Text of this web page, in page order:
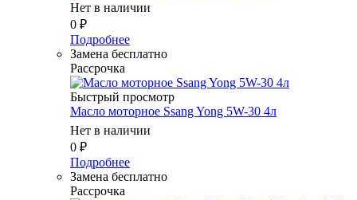
Нет в наличии
0 ₽
Подробнее
Замена бесплатно
Рассрочка
Быстрый просмотр
Масло мотоpное Ssang Yong 5W-30 4л
Нет в наличии
0 ₽
Подробнее
Замена бесплатно
Рассрочка